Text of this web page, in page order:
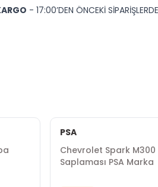
- 17:00’DEN ÖNCEKİ SİPARİŞLERDE
PSA
Chevrolet Spark M300
Saplaması PSA Marka